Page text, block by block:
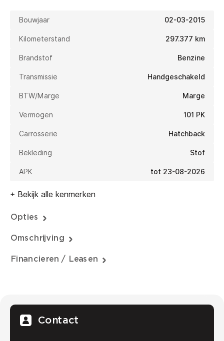
Bouwjaar 02-03-2015
Kilometerstand 297.377 km
Brandstof Benzine
Transmissie Handgeschakeld
BTW/Marge Marge
Vermogen 101 PK
Carrosserie Hatchback
Bekleding Stof
APK tot 23-08-2026
+ Bekijk alle kenmerken
Opties
Omschrijving
Financieren / Leasen
Contact